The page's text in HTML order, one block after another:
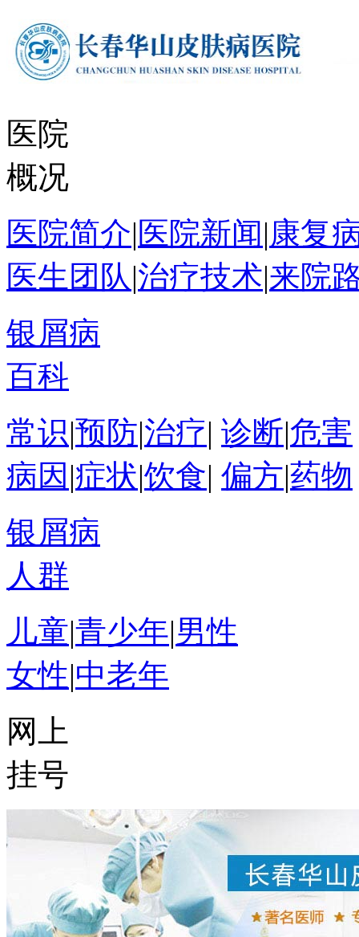
医院
概况
医院简介|医院新闻|康复
医生团队|治疗技术|来院
银屑病
百科
常识|预防|治疗| 诊断|危害
病因 |症状|饮食| 偏方|药物
银屑病
人群
儿童|青少年|男性
女性|中老年
网上
挂号